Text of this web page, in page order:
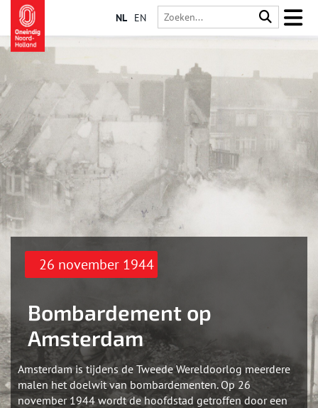
NL EN
26 november 1944
Bombardement op
Amsterdam
Amsterdam is tijdens de Tweede Wereldoorlog meerdere
malen het doelwit van bombardementen. Op 26
november 1944 wordt de hoofdstad getroffen door een